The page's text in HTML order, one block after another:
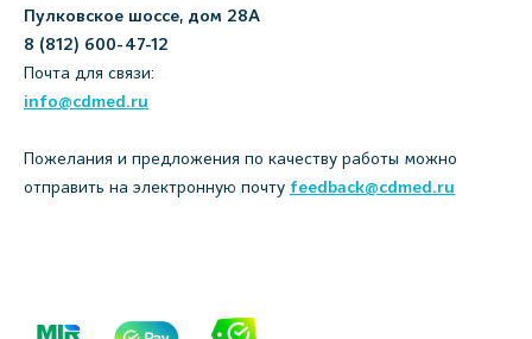
Пулковское шоссе, дом 28А
8 (812) 600-47-12
Почта для связи:
info@cdmed.ru
Пожелания и предложения по качеству работы можно
отправить на электронную почту feedback@cdmed.ru